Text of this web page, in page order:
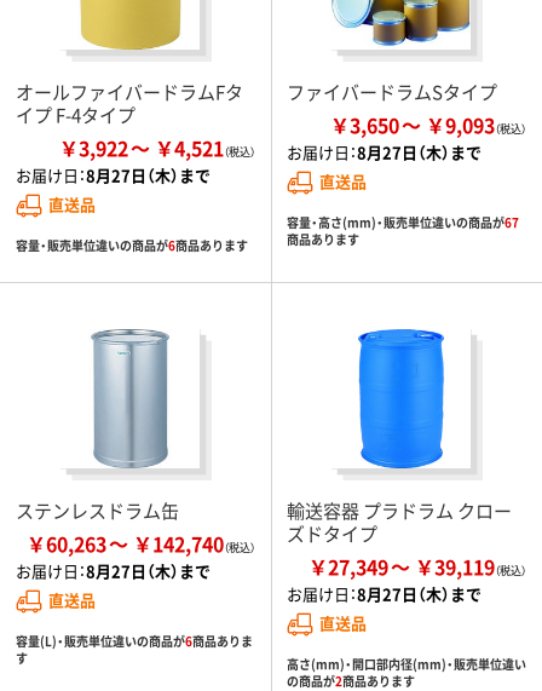
オールファイバードラムFタ
イプ F-4タイプ
￥3,922 ￥4,521
お届け日：8月27日（木）まで
直送品
容量・販売単位違いの商品が6商品あります
ファイバードラムSタイプ
￥3,650 ￥9,093
お届け日：8月27日（木）まで
直送品
容量・高さ(mm)・販売単位違いの商品が67
商品あります
ステンレスドラム缶
￥60,263 ￥142,740
お届け日：8月27日（木）まで
直送品
容量(L)・販売単位違いの商品が6商品ありま
す
輸送容器 プラドラム クロー
ズドタイプ
￥27,349 ￥39,119
お届け日：8月27日（木）まで
直送品
高さ(mm)・開口部内径(mm)・販売単位違い
の商品が2商品あります